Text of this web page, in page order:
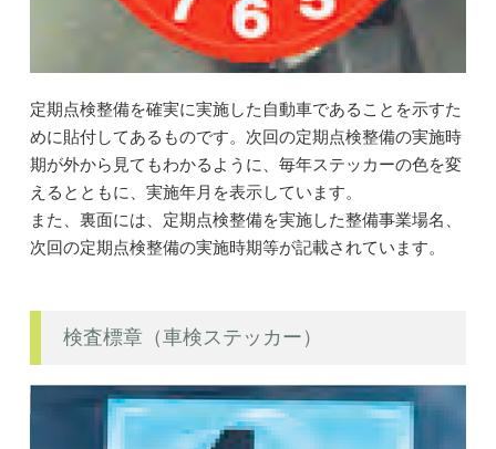
定期点検整備を確実に実施した自動車であることを示すた
めに貼付してあるものです。次回の定期点検整備の実施時
期が外から見てもわかるように、毎年ステッカーの色を変
えるとともに、実施年月を表示しています。
また、裏面には、定期点検整備を実施した整備事業場名、
次回の定期点検整備の実施時期等が記載されています。
検査標章（車検ステッカー）